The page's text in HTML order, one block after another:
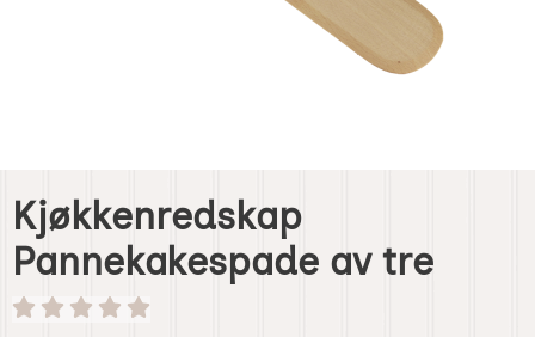
Kjøkkenredskap
Pannekakespade av tre